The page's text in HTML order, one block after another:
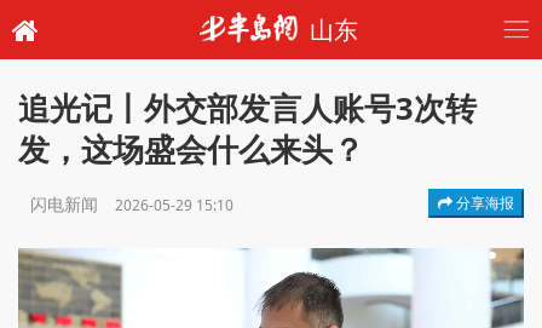
山东
追光记丨外交部发言人账号3次转
发，这场盛会什么来头？
闪电新闻 2026-05-29 15:10 分享海报